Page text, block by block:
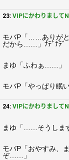
23: VIPにかわりまして
モバP「……ありがと
だから……」ﾅﾃﾞﾅﾃﾞ
まゆ「ふわぁ……」
モバP「やっぱり眠
24: VIPにかわりまして
まゆ「……そうしま
モバP「おやすみ、
ぞ……」